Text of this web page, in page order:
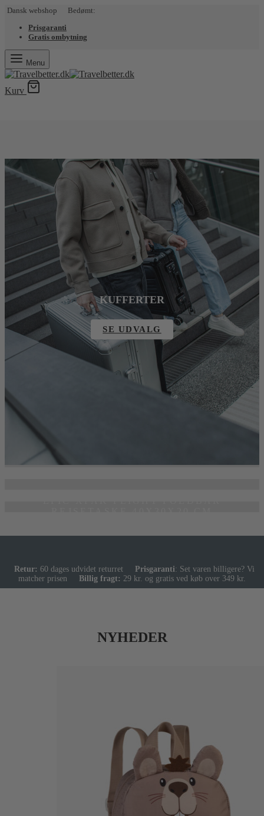
Dansk webshop Bedømt:
Prisgaranti
Gratis ombytning
Menu
Kurv
KUFFERTER
SE UDVALG
Retur: 60 dages udvidet returret Prisgaranti: Set varen billigere? Vi
matcher prisen
Billig fragt: 29 kr. og gratis ved køb over 349 kr.
NYHEDER